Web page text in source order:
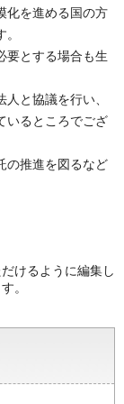
化を進める国の方
要とする場合も生
と協議を行い、
いるところでござ
の推進を図るなど
けるように編集し
。